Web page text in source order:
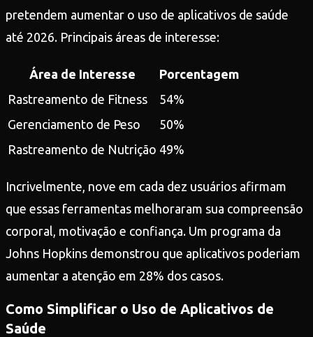
pretendem aumentar o uso de aplicativos de saúde
até 2026. Principais áreas de interesse:
Área de Interesse
Porcentagem
Rastreamento de Fitness
54%
Gerenciamento de Peso
50%
Rastreamento de Nutrição 49%
Incrivelmente, nove em cada dez usuários afirmam
que essas ferramentas melhoraram sua compreensão
corporal, motivação e confiança. Um programa da
Johns Hopkins demonstrou que aplicativos poderiam
aumentar a atenção em 28% dos casos.
Como Simplificar o Uso de Aplicativos de
Saúde